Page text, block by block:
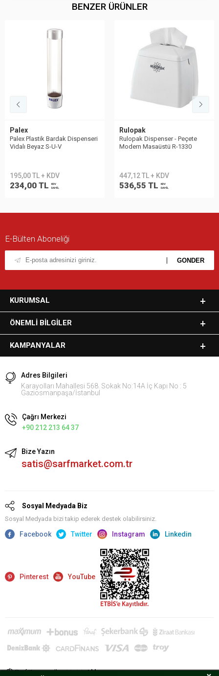
BENZER ÜRÜNLER
Palex
Palex Plastik Bardak Dispenseri
Vidalı Beyaz S-U-V
195,00 TL + KDV
234,00 TL
KDV
DAHİL
Rulopak
Rulopak Dispenser - Peçete
Modern Masaüstü R-1330
447,12 TL + KDV
536,55 TL
KDV
DAHİL
E-Bülten Aboneliği
KURUMSAL
ÖNEMLI BILGILER
KAMPANYALAR
Adres Bilgileri
Karayolları Mahallesi 568. Sokak No:14A İç Kapı No : 5
Gaziosmanpaşa/İstanbul
Çağrı Merkezi
+90 212 213 64 37
Bize Yazın
satis@sarfmarket.com.tr
Sosyal Medyada Biz
Sosyal Medyada bizi takip ederek destek olabilirsiniz.
Facebook Twitter Instagram Linkedin
Pinterest YouTube
Sarf Kurumsal'a giriş içintıklayın.